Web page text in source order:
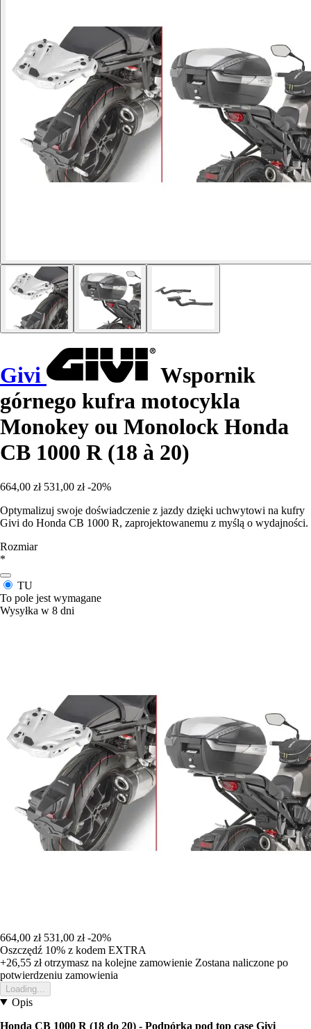
Givi
Wspornik
górnego kufra motocykla
Monokey ou Monolock Honda
CB 1000 R (18 à 20)
664,00 zł 531,00 zł -20%
Optymalizuj swoje doświadczenie z jazdy dzięki uchwytowi na kufry
Givi do Honda CB 1000 R, zaprojektowanemu z myślą o wydajności.
Rozmiar
*
TU
To pole jest wymagane
Wysyłka w 8 dni
664,00 zł 531,00 zł -20%
Oszczędź 10% z kodem EXTRA
+26,55 złotrzymasz na kolejne zamowienie Zostana naliczone po
potwierdzeniu zamowienia
Loading...
Opis
Honda CB 1000 R (18 do 20) - Podpórka pod top case Givi